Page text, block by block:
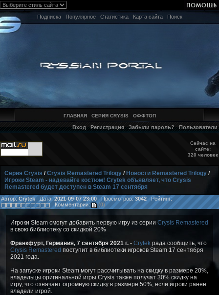
Подписка Популярное Статистика Карта сайта Поиск
ГЛАВНАЯ СЕРИЯ CRYSIS ОФФТОП
Вход Регистрация Забыли пароль? Пользователи
Сейчас на
сайте:
320 человек
Серия Crysis /Crysis Remastered Trilogy / Новости Remastered Trilogy /
Игроки Steam - надевайте костюм! Crytek объявляет, что Crysis
Remastered будет доступен в Steam 17 сентября
Автор: CrytekДата:2021-09-07 23:00 Просмотров:3042Рейтинг:
Комментарии:
(0)
Игроки Steam смогут добавить первую игру из серии Crysis Remastered
в свою библиотеку со скидкой 20%
Франкфурт, Германия, 7 сентября 2021 г. - Crytek рада сообщить, что
Crysis Remastered поступит в библиотеки игроков Steam 17 сентября
2021 года.
На запуске игроки Steam могут рассчитывать на скидку в размере 20%,
владельцы оригинальной игры Crysis также получат 30% скидку на
игру, что означает огромную скидку в размере 50%, если игроки ранее
владели игрой.